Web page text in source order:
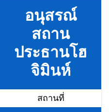
อนุสรณ์
สถาน
ประธานโฮ
จิมินห์
สถานที่